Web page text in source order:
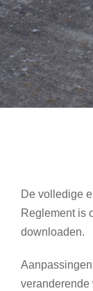
De volledige
Reglement is
downloaden.
veranderende